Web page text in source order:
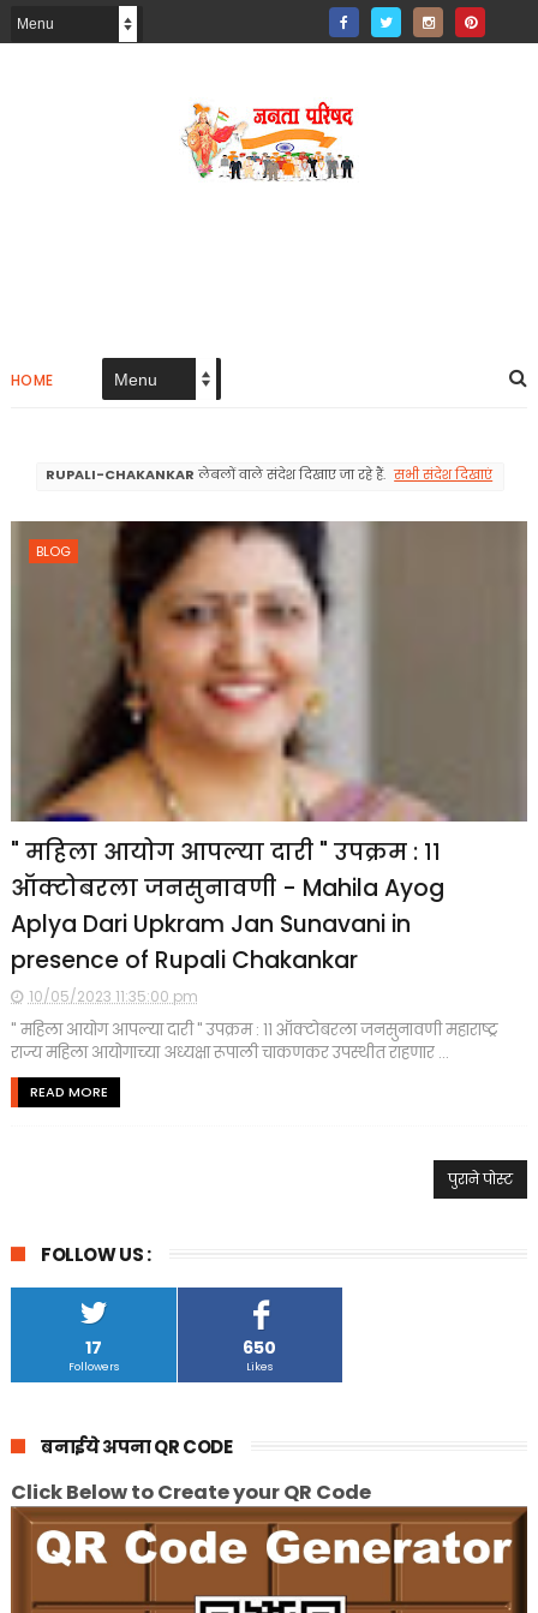
HOME
RUPALI-CHAKANKAR लेबलों वाले संदेश दिखाए जा रहे हैं. सभी संदेश दिखाएं
BLOG
" महिला आयोग आपल्या दारी " उपक्रम : ११
ऑक्टोबरला जनसुनावणी - Mahila Ayog
Aplya Dari Upkram Jan Sunavani in
presence of Rupali Chakankar
10/05/2023 11:35:00 pm
" महिला आयोग आपल्या दारी " उपक्रम : ११ ऑक्टोबरला जनसुनावणी महाराष्ट्र
राज्य महिला आयोगाच्या अध्यक्षा रूपाली चाकणकर उपस्थीत राहणार ...
READ MORE
पुराने पोस्ट
FOLLOW US :
17
Followers
650
Likes
बनाईये अपना QR CODE
Click Below to Create your QR Code